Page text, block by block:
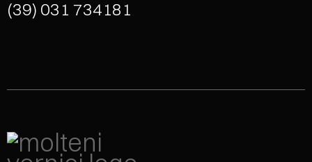
(39) 031 734181